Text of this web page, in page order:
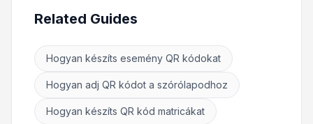
Related Guides
Hogyan készíts esemény QR kódokat
Hogyan adj QR kódot a szórólapodhoz
Hogyan készíts QR kód matricákat